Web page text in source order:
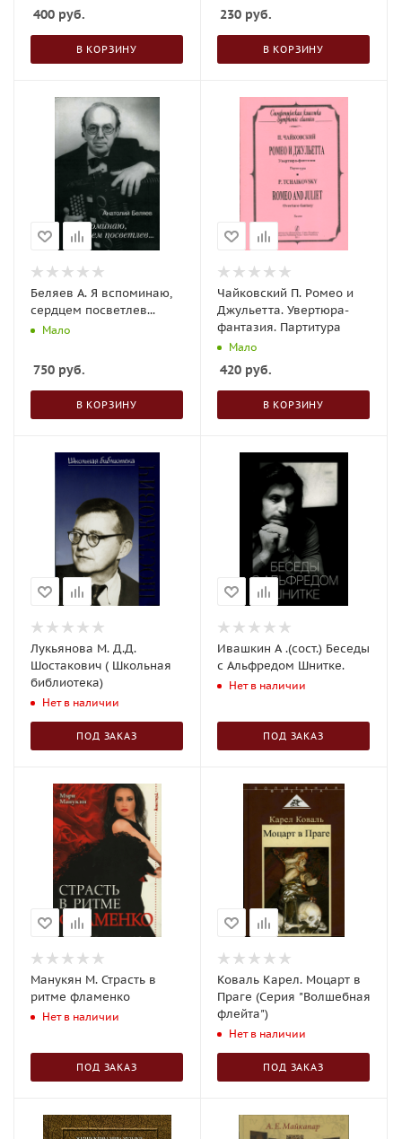
400 руб.
В КОРЗИНУ
230 руб.
В КОРЗИНУ
Беляев А. Я вспоминаю,
сердцем посветлев...
Мало
750 руб.
В КОРЗИНУ
Чайковский П. Ромео и
Джульетта. Увертюра-
фантазия. Партитура
Мало
420 руб.
В КОРЗИНУ
Лукьянова М. Д.Д.
Шостакович ( Школьная
библиотека)
Нет в наличии
ПОД ЗАКАЗ
Ивашкин А .(сост.) Беседы
с Альфредом Шнитке.
Нет в наличии
ПОД ЗАКАЗ
Манукян М. Страсть в
ритме фламенко
Нет в наличии
ПОД ЗАКАЗ
Коваль Карел. Моцарт в
Праге (Серия "Волшебная
флейта")
Нет в наличии
ПОД ЗАКАЗ